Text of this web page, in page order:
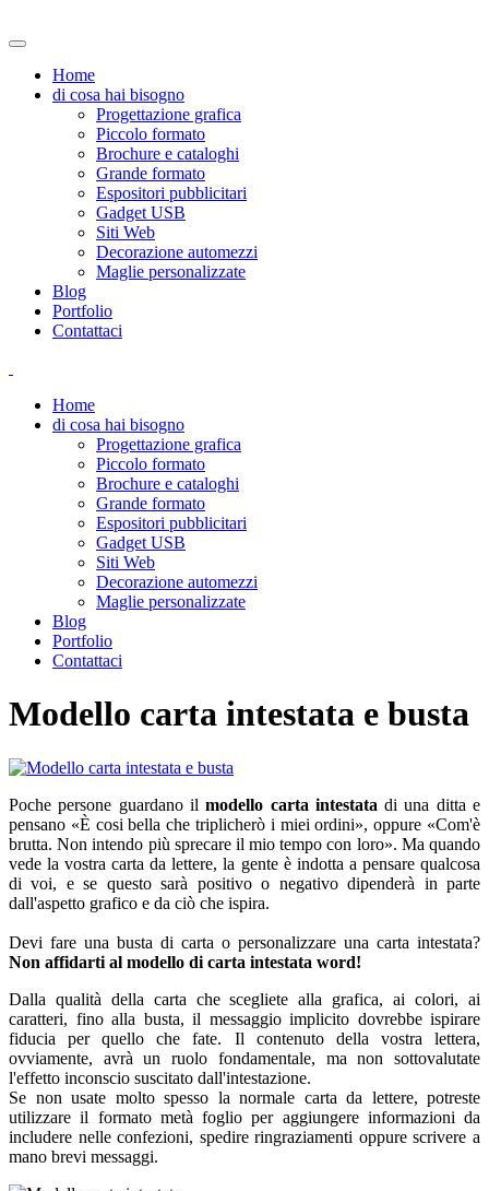
Home
di cosa hai bisogno
Progettazione grafica
Piccolo formato
Brochure e cataloghi
Grande formato
Espositori pubblicitari
Gadget USB
Siti Web
Decorazione automezzi
Maglie personalizzate
Blog
Portfolio
Contattaci
Home
di cosa hai bisogno
Progettazione grafica
Piccolo formato
Brochure e cataloghi
Grande formato
Espositori pubblicitari
Gadget USB
Siti Web
Decorazione automezzi
Maglie personalizzate
Blog
Portfolio
Contattaci
Modello carta intestata e busta
Poche persone guardano ilmodello carta intestata di una ditta e
pensano «È cosi bella che triplicherò i miei ordini», oppure «Com'è
brutta. Non intendo più sprecare il mio tempo con loro». Ma quando
vede la vostra carta da lettere, la gente è indotta a pensare qualcosa
di voi, e se questo sarà positivo o negativo dipenderà in parte
dall'aspetto grafico e da ciò che ispira.
Devi fare una busta di carta o personalizzare una carta intestata?
Non affidarti al modello di carta intestata word!
Dalla qualità della carta che scegliete alla grafica, ai colori, ai
caratteri, fino alla busta, il messaggio implicito dovrebbe ispirare
fiducia per quello che fate. Il contenuto della vostra lettera,
ovviamente, avrà un ruolo fondamentale, ma non sottovalutate
l'effetto inconscio suscitato dall'intestazione.
Se non usate molto spesso la normale carta da lettere, potreste
utilizzare il formato metà foglio per aggiungere informazioni da
includere nelle confezioni, spedire ringraziamenti oppure scrivere a
mano brevi messaggi.